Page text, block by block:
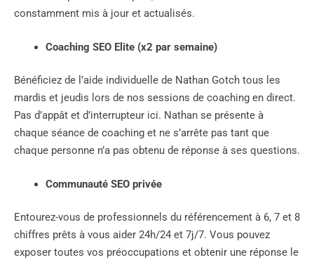
constamment mis à jour et actualisés.
Coaching SEO Elite (x2 par semaine)
Bénéficiez de l’aide individuelle de Nathan Gotch tous les
mardis et jeudis lors de nos sessions de coaching en direct.
Pas d’appât et d’interrupteur ici. Nathan se présente à
chaque séance de coaching et ne s’arrête pas tant que
chaque personne n’a pas obtenu de réponse à ses questions.
Communauté SEO privée
Entourez-vous de professionnels du référencement à 6, 7 et 8
chiffres prêts à vous aider 24h/24 et 7j/7. Vous pouvez
exposer toutes vos préoccupations et obtenir une réponse le